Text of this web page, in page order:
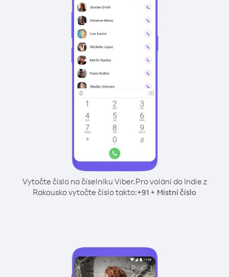
Vytočte číslo na číselníku Viber.Pro volání do Indie z
Rakousko vytočte číslo takto:+91 + Místní číslo